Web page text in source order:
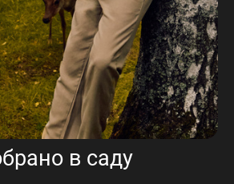
в саду